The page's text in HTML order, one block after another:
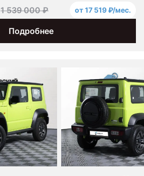
Подробнее
1 539 000 ₽ от 17 519 ₽/мес.